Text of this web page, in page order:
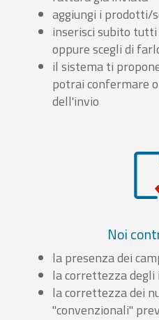
aggiungi i prodotti/
inserisci subito tutti
oppure scegli di
il sistema ti
potrai confermare
dell'invio
Noi
la presenza dei
la correttezza
la correttezza dei
"convenzionali"